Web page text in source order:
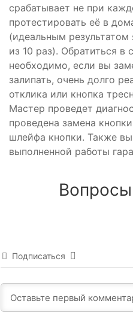
срабатывает не при
протестировать её в
(идеальным результатом
из 10 раз). Обратиться в
необходимо, если вы
залипать, очень долго
отклика или кнопка
Мастер проведет
проведена замена
шлейфа кнопки. Также вы
выполненной работы
Подписаться